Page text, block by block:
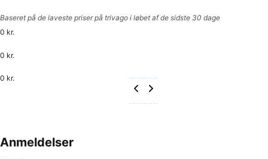
Baseret på de laveste priser på trivago i løbet af de sidste 30 dage
0 kr.
0 kr.
0 kr.
Anmeldelser